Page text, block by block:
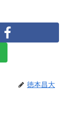
徳本昌大